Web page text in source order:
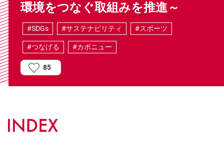
環境をつなぐ取組みを推進～
#SDGs #サステナビリティ #スポーツ
#つなげる #カボニュー
85